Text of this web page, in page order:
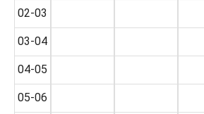
02-03
03-04
04-05
05-06